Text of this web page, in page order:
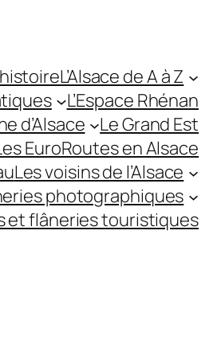
L’Alsace de A à Z
L’Espace Rhénan
d’Alsace
Le Grand Est
EuroRoutes en Alsace
Les voisins de l’Alsace
photographiques
et flâneries touristiques